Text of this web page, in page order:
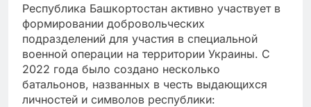
Республика Башкортостан активно участвует в
формировании добровольческих
подразделений для участия в специальной
военной операции на территории Украины. С
2022 года было создано несколько
батальонов, названных в честь выдающихся
личностей и символов республики: